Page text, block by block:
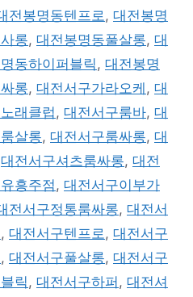
전봉명동텐프로, 대전봉명
롱, 대전봉명동풀살롱, 대
동하이퍼블릭, 대전봉명
롱, 대전서구가라오케 , 대
래클럽, 대전서구룸바, 대
살롱, 대전서구룸싸롱, 대
대전서구셔츠룸싸롱, 대전
흥주점, 대전서구이부가
전서구정통룸싸롱, 대전서
, 대전서구텐프로, 대전서구
, 대전서구풀살롱, 대전서구
릭, 대전서구하퍼 , 대전셔